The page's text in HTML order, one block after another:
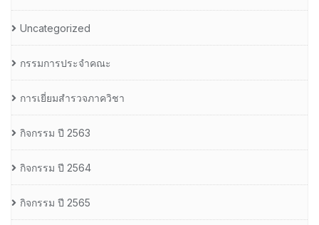
Uncategorized
กรรมการประจำคณะ
การเยี่ยมสำรวจภาควิชา
กิจกรรม ปี 2563
กิจกรรม ปี 2564
กิจกรรม ปี 2565